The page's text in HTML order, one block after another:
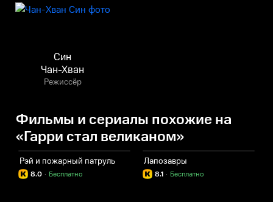
Син
Чан-Хван
Режиссёр
Фильмы и сериалы похожие на
«Гарри стал великаном»
Рэй и пожарный патруль
8.0 Бесплатно
·
Лапозавры
8.1 Бесплатно
·